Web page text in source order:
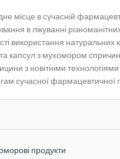
місце в сучасній
в лікуванні
використання натуральних
капсул з мухомором
з новітніми
сучасної фармацевтичної
продукти